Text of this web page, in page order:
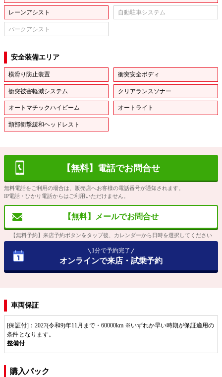
レーンアシスト 自動駐車システム
パークアシスト
安全装備エリア
横滑り防止装置 衝突安全ボディ
衝突被害軽減システム クリアランスソナー
オートマチックハイビーム オートライト
頸部衝撃緩和ヘッドレスト
【無料】電話でお問合せ
無料電話をご利用の場合は、販売店へお客様の電話番号が通知されます。
IP電話・ひかり電話からはご利用いただけません。
【無料】メールでお問合せ
【無料予約】来店予約ボタンをタップ後、カレンダーから日時を選択してください
1分で予約完了
オンラインで来店・試乗予約
車両保証
[保証付]：2027(令和9)年11月まで・60000km ※いずれか早い時期が保証適用の
条件となります。
整備付
購入パック